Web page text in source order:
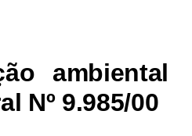
ambiental
Nº 9.985/00